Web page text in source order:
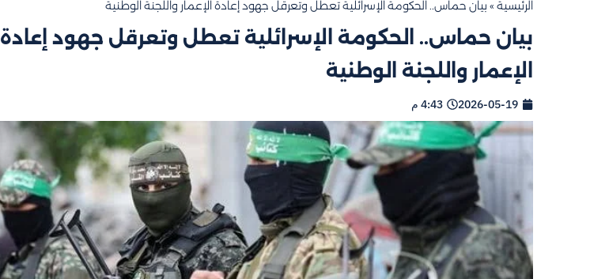
الرئيسية » بيان حماس.. الحكومة الإسرائلية تعطل وتعرقل جهود إعادة الإعمار واللجنة الوطنية
بيان حماس.. الحكومة الإسرائلية تعطل وتعرقل جهود إعادة
الإعمار واللجنة الوطنية
2026-05-19 4:43 م